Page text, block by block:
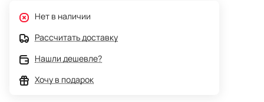
Нет в наличии
Рассчитать доставку
Нашли дешевле?
Хочу в подарок